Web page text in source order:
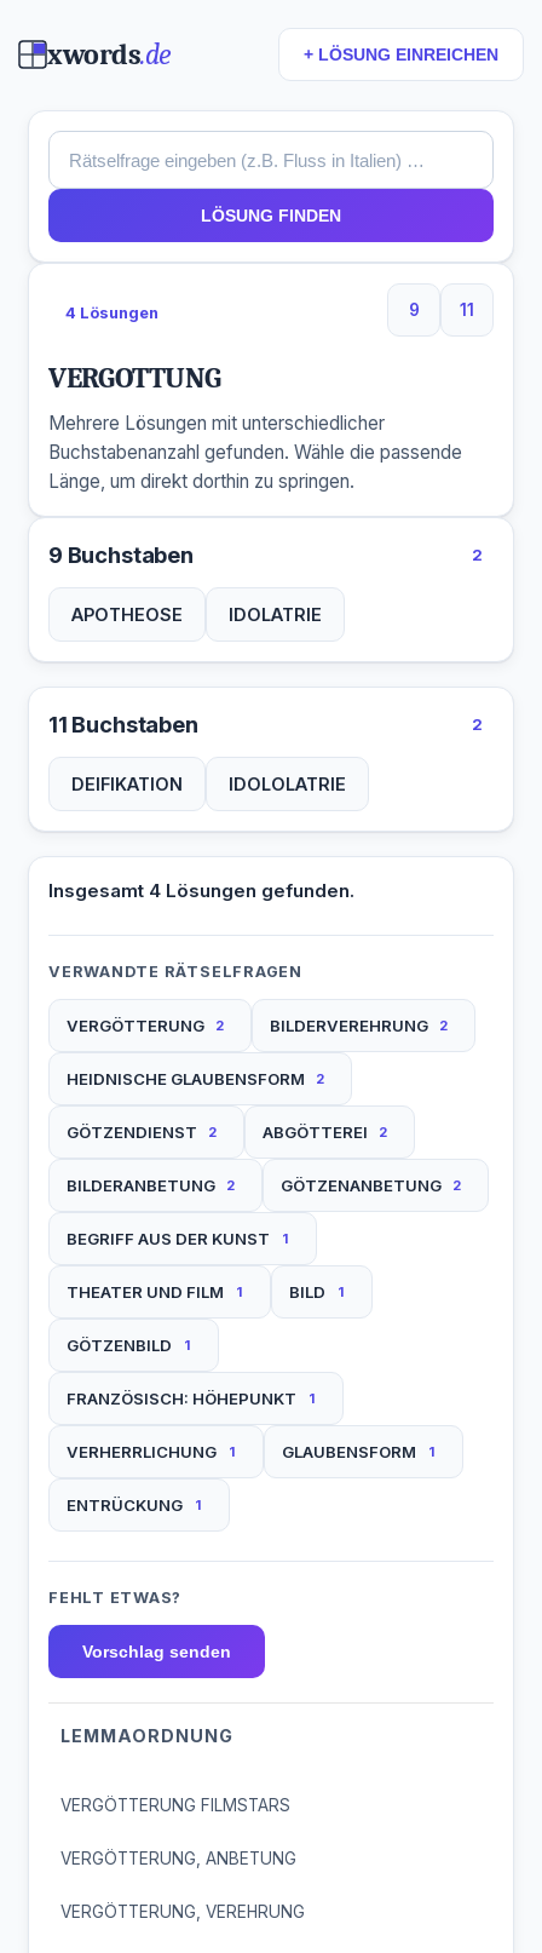
xwords.de + LÖSUNG EINREICHEN
LÖSUNG FINDEN
4 Lösungen 9
9 Buchstaben
11
11
VERGOTTUNG
Mehrere Lösungen mit unterschiedlicher
Buchstabenanzahl gefunden. Wähle die passende
Länge, um direkt dorthin zu springen.
9 Buchstaben 2
APOTHEOSE IDOLATRIE
11 Buchstaben 2
DEIFIKATION IDOLOLATRIE
Insgesamt 4 Lösungen gefunden.
VERWANDTE RÄTSELFRAGEN
VERGÖTTERUNG 2 BILDERVEREHRUNG 2
HEIDNISCHE GLAUBENSFORM 2
GÖTZENDIENST 2 ABGÖTTEREI 2
BILDERANBETUNG 2 GÖTZENANBETUNG 2
BEGRIFF AUS DER KUNST 1
THEATER UND FILM 1 BILD 1
GÖTZENBILD 1
FRANZÖSISCH: HÖHEPUNKT 1
VERHERRLICHUNG 1 GLAUBENSFORM 1
ENTRÜCKUNG 1
FEHLT ETWAS?
Vorschlag senden
LEMMAORDNUNG
VERGÖTTERUNG FILMSTARS
VERGÖTTERUNG, ANBETUNG
VERGÖTTERUNG, VEREHRUNG